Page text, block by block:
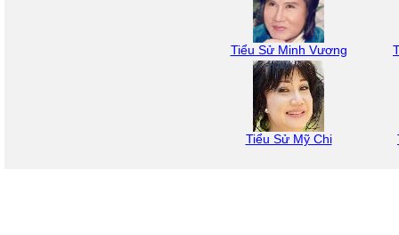
Tiểu Sử Minh Vương
Tiểu Sử Mỹ Chi